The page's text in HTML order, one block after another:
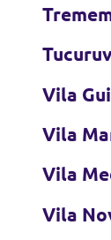
Vila
Vila
Vila
Vila